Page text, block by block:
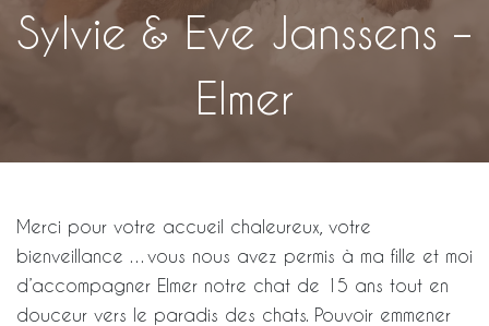
Sylvie & Eve Janssens –
Elmer
Merci pour votre accueil chaleureux, votre
bienveillance …vous nous avez permis à ma fille et moi
d’accompagner Elmer notre chat de 15 ans tout en
douceur vers le paradis des chats. Pouvoir emmener